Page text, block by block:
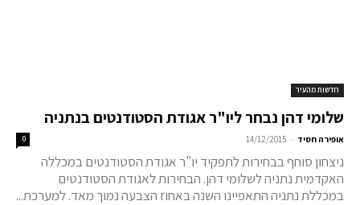
חדשות מהעיר
שלומי דהן נבחר ליו"ר אגודת הסטודנטים בנתניה
אופירה חסיד -
14/12/2015
0
ניצחון סוחף בבחירות לתפקיד יו"ר אגודת הסטודנטים במכללה
האקדמית נתניה לשלומי דהן. הבחירות לאגודת הסטודנטים
במכללת נתניה התאפיינו השנה באחוז הצבעה נמוך מאד. למערכת...